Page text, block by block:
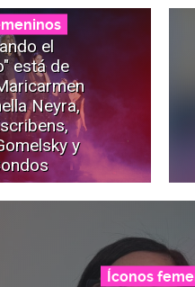
el
está de
Neyra,
y
Íconos